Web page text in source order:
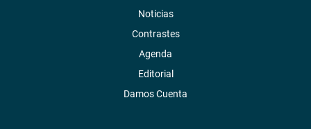
Noticias
Contrastes
Agenda
Editorial
Damos Cuenta